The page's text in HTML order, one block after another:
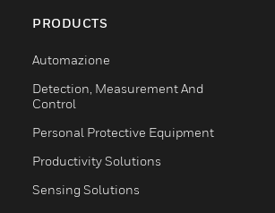
PRODUCTS
Automazione
Detection, Measurement And
Control
Personal Protective Equipment
Productivity Solutions
Sensing Solutions